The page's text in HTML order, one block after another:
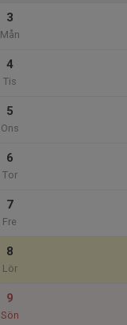
3
Mån
4
Tis
5
Ons
6
Tor
7
Fre
8
Lör
9
Sön